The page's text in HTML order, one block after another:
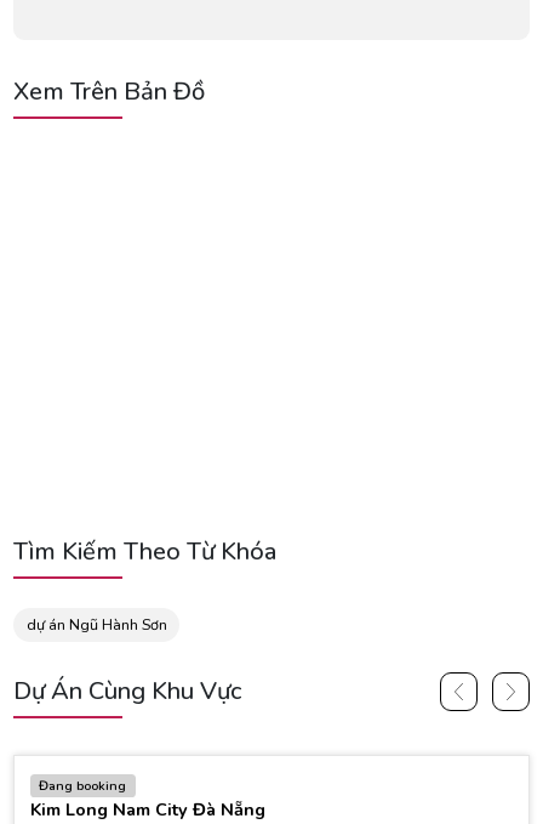
Xem Trên Bản Đồ
Tìm Kiếm Theo Từ Khóa
dự án Ngũ Hành Sơn
Dự Án Cùng Khu Vực
Đang booking
Kim Long Nam City Đà Nẵng